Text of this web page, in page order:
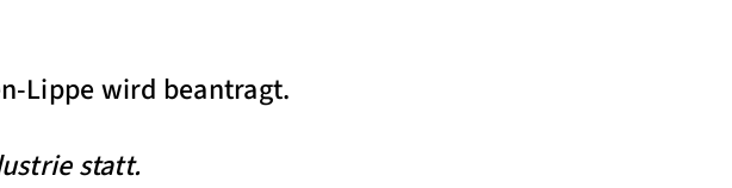
Lippe wird beantragt.
statt.